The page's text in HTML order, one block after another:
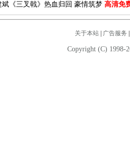
《三叉戟》热血归回 豪情筑梦 高清免
关于本站| 广告服务
Copyright (C) 1998-